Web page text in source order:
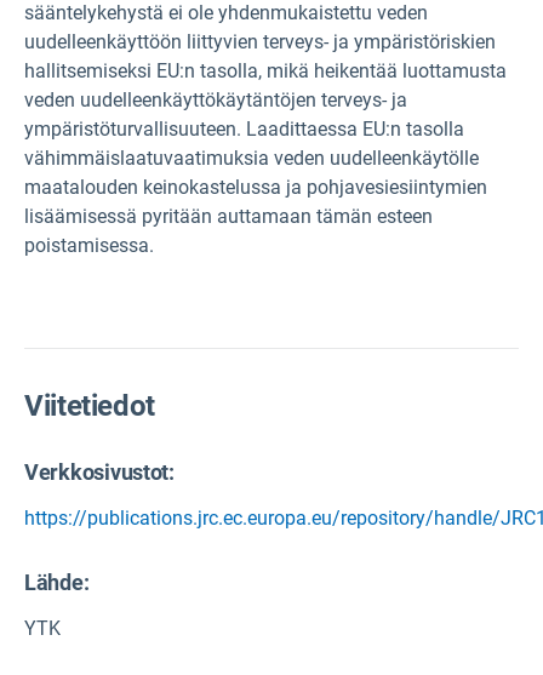
sääntelykehystä ei ole yhdenmukaistettu veden
uudelleenkäyttöön liittyvien terveys- ja ympäristöriskien
hallitsemiseksi EU:n tasolla, mikä heikentää luottamusta
veden uudelleenkäyttökäytäntöjen terveys- ja
ympäristöturvallisuuteen. Laadittaessa EU:n tasolla
vähimmäislaatuvaatimuksia veden uudelleenkäytölle
maatalouden keinokastelussa ja pohjavesiesiintymien
lisäämisessä pyritään auttamaan tämän esteen
poistamisessa.
Viitetiedot
Verkkosivustot:
https://publications.jrc.ec.europa.eu/repository/handle/
Lähde:
YTK